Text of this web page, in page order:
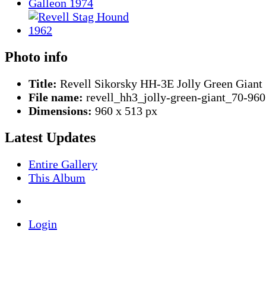
Photo info
Title: Revell Sikorsky HH-3E Jolly Green Giant
File name: revell_hh3_jolly-green-giant_70-
Dimensions: 960 x 513 px
Latest Updates
Entire Gallery
This Album
Login